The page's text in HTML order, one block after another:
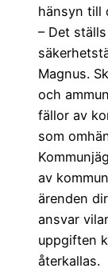
hänsyn till
– Det
Magnus.
och
fällor av
som
av
ärenden
ansvar
uppgiften
återkallas.